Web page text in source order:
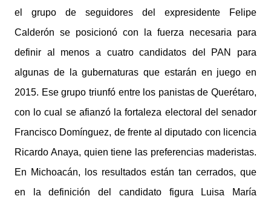
el grupo de seguidores del expresidente Felipe
Calderón se posicionó con la fuerza necesaria para
definir al menos a cuatro candidatos del PAN para
algunas de la gubernaturas que estarán en juego en
2015. Ese grupo triunfó entre los panistas de Querétaro,
con lo cual se afianzó la fortaleza electoral del senador
Francisco Domínguez, de frente al diputado con licencia
Ricardo Anaya, quien tiene las preferencias maderistas.
En Michoacán, los resultados están tan cerrados, que
en la definición del candidato figura Luisa María